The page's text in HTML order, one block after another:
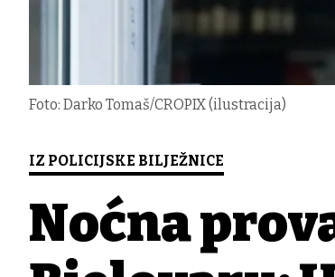
Foto: Darko Tomaš/CROPIX (ilustracija)
IZ POLICIJSKE BILJEŽNICE
Noćna